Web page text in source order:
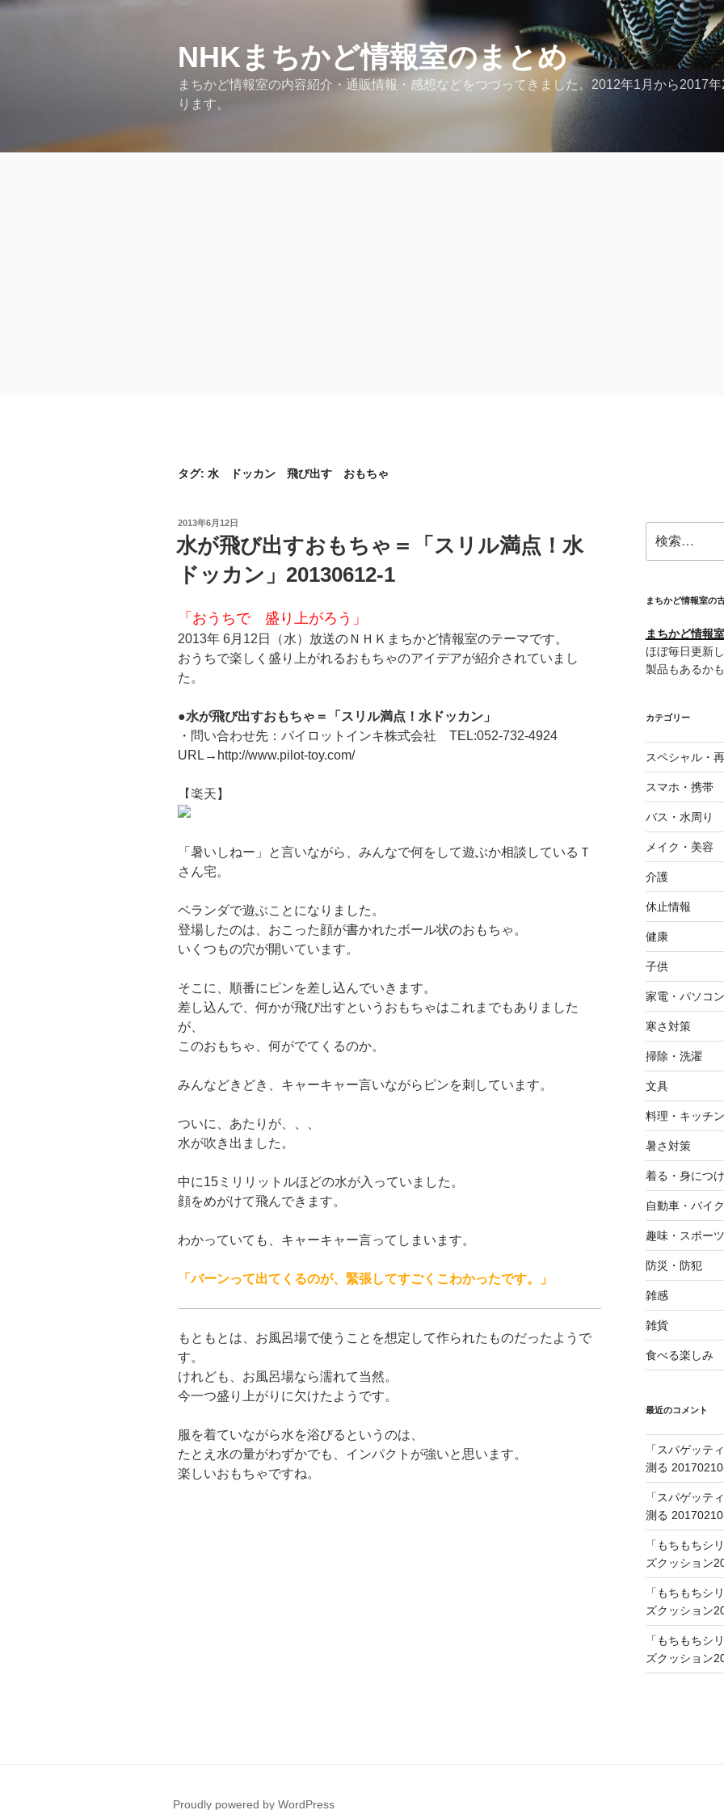
コ
NHKまちかど情報室のまとめ
まちかど情報室の内容紹介・通販情報・感想などをつづってきました。2012年1月から2017
ります。
タグ: 水 ドッカン 飛び出す おもちゃ
投
日:
2013年6月12日
水が飛び出すおもちゃ＝「スリル満点！水
ドッカン」20130612-1
「おうちで 盛り上がろう」
2013年 6月12日（水）放送のＮＨＫまちかど情報室のテーマです。
おうちで楽しく盛り上がれるおもちゃのアイデアが紹介されていまし
た。
●水が飛び出すおもちゃ＝「スリル満点！水ドッカン」
・問い合わせ先：パイロットインキ株式会社 TEL:052-732-4924
URL→http://www.pilot-toy.com/
【楽天】
「暑いしねー」と言いながら、みんなで何をして遊ぶか相談しているＴ
さん宅。
ベランダで遊ぶことになりました。
登場したのは、おこった顔が書かれたボール状のおもちゃ。
いくつもの穴が開いています。
そこに、順番にピンを差し込んでいきます。
差し込んで、何かが飛び出すというおもちゃはこれまでもありました
が、
このおもちゃ、何がでてくるのか。
みんなどきどき、キャーキャー言いながらピンを刺しています。
ついに、あたりが、、、
水が吹き出ました。
中に15ミリリットルほどの水が入っていました。
顔をめがけて飛んできます。
わかっていても、キャーキャー言ってしまいます。
「バーンって出てくるのが、緊張してすごくこわかったです。」
もともとは、お風呂場で使うことを想定して作られたものだったようで
す。
けれども、お風呂場なら濡れて当然。
今一つ盛り上がりに欠けたようです。
服を着ていながら水を浴びるというのは、
たとえ水の量がわずかでも、インパクトが強いと思います。
楽しいおもちゃですね。
索:
まちかど情報室の
まちかど情報
ほぼ毎日更新
製品もあるか
カテゴリー
スペシャル・
スマホ・携帯
バス・水周り
メイク・美容
介護
休止情報
健康
子供
家電・パソコン
寒さ対策
掃除・洗濯
文具
料理・キッチン
暑さ対策
着る・身につ
自動車・バイ
趣味・スポーツ
防災・防犯
雑感
雑貨
食べる楽しみ
最近のコメント
「スパゲッテ
測る
「スパゲッテ
測る
「もちもちシ
ズクッション
「もちもちシ
ズクッション
「もちもちシ
ズクッション
Proudly powered by WordPress